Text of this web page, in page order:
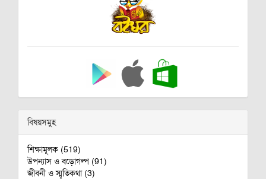
বিষয়সমুহ
শিক্ষামূলক (519)
উপন্যাস ও বড়োগল্প (91)
জীবনী ও স্মৃতিকথা (3)